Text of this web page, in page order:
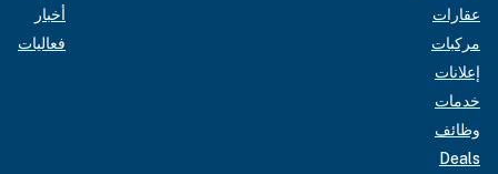
عقارات
مركبات
إعلانات
خدمات
وظائف
Deals
أخبار
فعاليات